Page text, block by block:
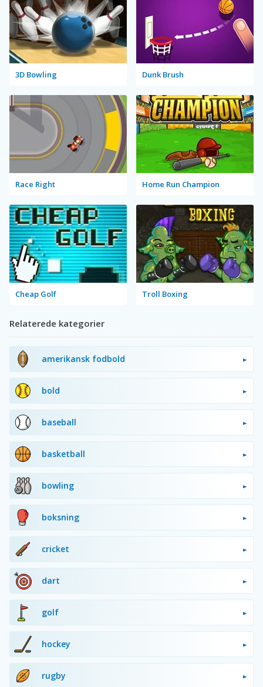
3D Bowling Dunk Brush
Race Right Home Run Champion
Cheap Golf Troll Boxing
Relaterede kategorier
amerikansk fodbold
bold
baseball
basketball
bowling
boksning
cricket
dart
golf
hockey
rugby